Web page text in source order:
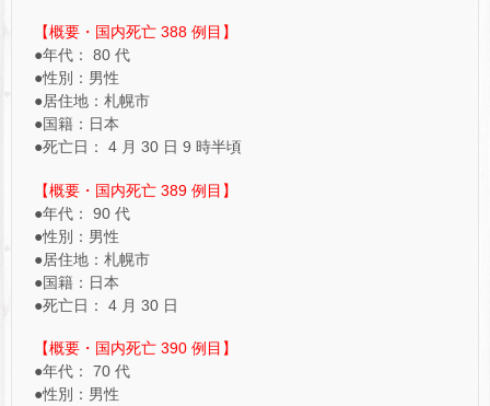
【概要・国内死亡 388 例目】
●年代： 80 代
●性別：男性
●居住地：札幌市
●国籍：日本
●死亡日： 4 月 30 日 9 時半頃
【概要・国内死亡 389 例目】
●年代： 90 代
●性別：男性
●居住地：札幌市
●国籍：日本
●死亡日： 4 月 30 日
【概要・国内死亡 390 例目】
●年代： 70 代
●性別：男性